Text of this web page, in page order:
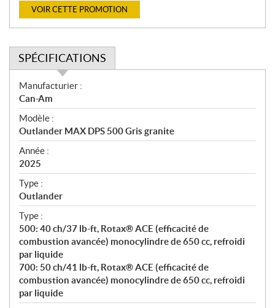
VOIR CETTE PROMOTION
SPÉCIFICATIONS
S
p
é
c
i
f
i
c
a
t
i
o
n
s
Manufacturier :
Can-Am
Modèle :
Outlander MAX DPS 500 Gris granite
Année :
2025
Type :
Outlander
Type :
500: 40 ch/37 lb-ft, Rotax® ACE (efficacité de
combustion avancée) monocylindre de 650 cc, refroidi
par liquide
700: 50 ch/41 lb-ft, Rotax® ACE (efficacité de
combustion avancée) monocylindre de 650 cc, refroidi
par liquide